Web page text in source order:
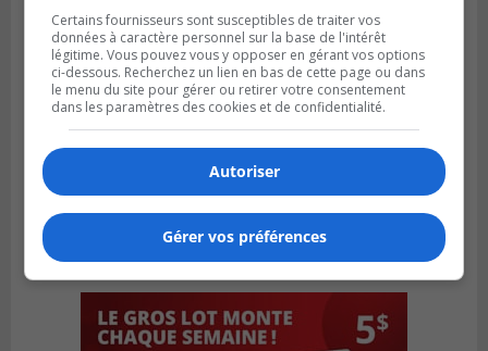
Certains fournisseurs sont susceptibles de traiter vos
données à caractère personnel sur la base de l'intérêt
légitime. Vous pouvez vous y opposer en gérant vos options
ci-dessous. Recherchez un lien en bas de cette page ou dans
le menu du site pour gérer ou retirer votre consentement
dans les paramètres des cookies et de confidentialité.
Autoriser
Gérer vos préférences